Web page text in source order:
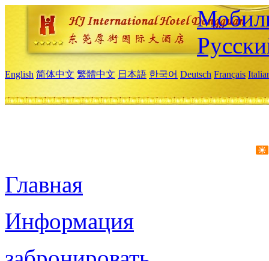
English 简体中文 繁體中文 日本語 한국어 Deutsch Français
Главная
Информация